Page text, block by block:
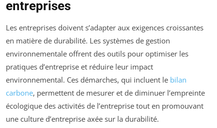
entreprises
Les entreprises doivent s’adapter aux exigences croissantes
en matière de durabilité. Les systèmes de gestion
environnementale offrent des outils pour optimiser les
pratiques d’entreprise et réduire leur impact
environnemental. Ces démarches, qui incluent le bilan
carbone, permettent de mesurer et de diminuer l’empreinte
écologique des activités de l’entreprise tout en promouvant
une culture d’entreprise axée sur la durabilité.